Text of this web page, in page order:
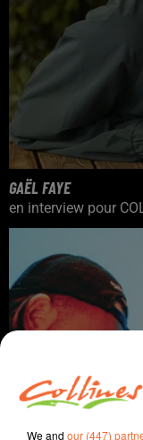
GAËL FAYE
en interview pour
We and our (447)